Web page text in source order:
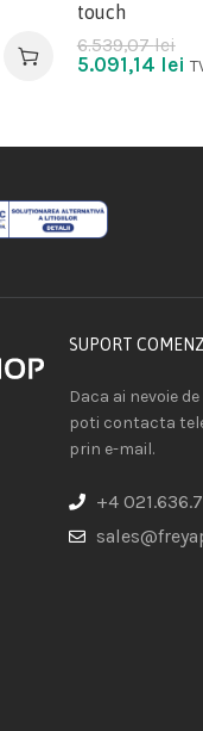
touch
6.539,07lei
5.091,14 lei
SUPORT COMENZI
Daca ai nevoie
poti contacta
prin e-mail.
+4